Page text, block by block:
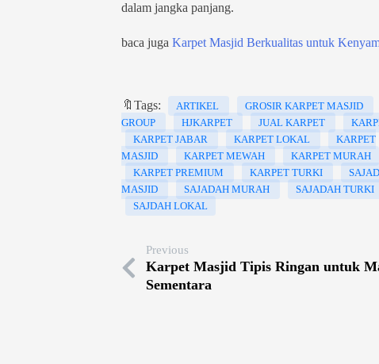
dalam jangka panjang.
baca juga Karpet Masjid Berkualitas untuk
🔖Tags: ARTIKEL GROSIR KARPET MASJID
GROUP
HJKARPET JUAL KARPET
KARPET JABAR
KARPET LOKAL
KARPET
MASJID
KARPET MEWAH
KARPET MURAH
KARPET PREMIUM
KARPET TURKI
MASJID
SAJADAH MURAH
SAJADAH TURKI
SAJDAH LOKAL
Previous
Karpet Masjid Tipis Ringan untuk
Sementara